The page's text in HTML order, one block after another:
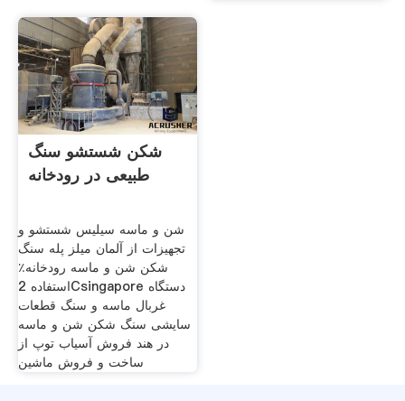
شکن شستشو سنگ
طبیعی در رودخانه
شن و ماسه سیلیس شستشو و
تجهیزات از آلمان میلز پله سنگ
شکن شن و ماسه رودخانه٪
استفاده 2Csingapore دستگاه
غربال ماسه و سنگ قطعات
سایشی سنگ شکن شن و ماسه
در هند فروش آسیاب توپ از
ساخت و فروش ماشين